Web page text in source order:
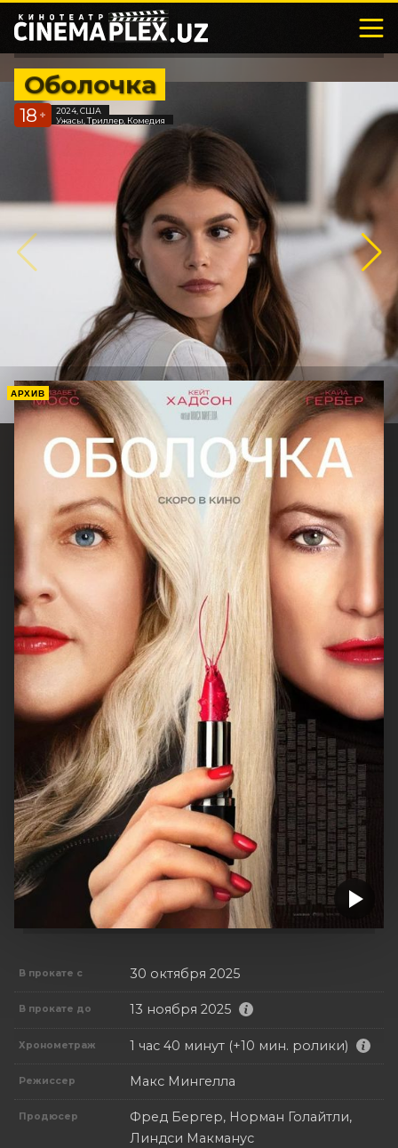
Оболочка
18 +
2024, США
Ужасы, Триллер, Комедия
АРХИВ
В прокате с 30 октября 2025
В прокате до 13 ноября 2025
Хронометраж 1 час 40 минут (+10 мин. ролики)
Режиссер Макс Мингелла
Продюсер
Фред Бергер, Норман Голайтли,
Линдси Макманус